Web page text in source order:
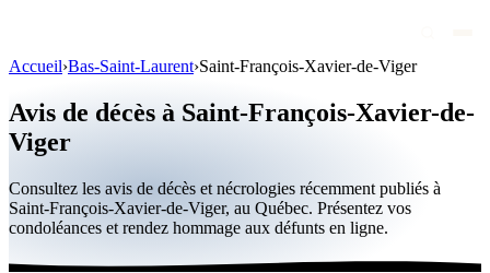
Personnalités publiques
Canada
Accueil›Bas-Saint-Laurent›Saint-François-Xavier-de-Viger
Avis de décès à Saint-François-Xavier-de-
Viger
Consultez les avis de décès et nécrologies récemment publiés à
Saint-François-Xavier-de-Viger, au Québec. Présentez vos
condoléances et rendez hommage aux défunts en ligne.